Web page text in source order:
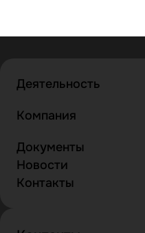
Деятельность
Компания
Документы
Новости
Контакты